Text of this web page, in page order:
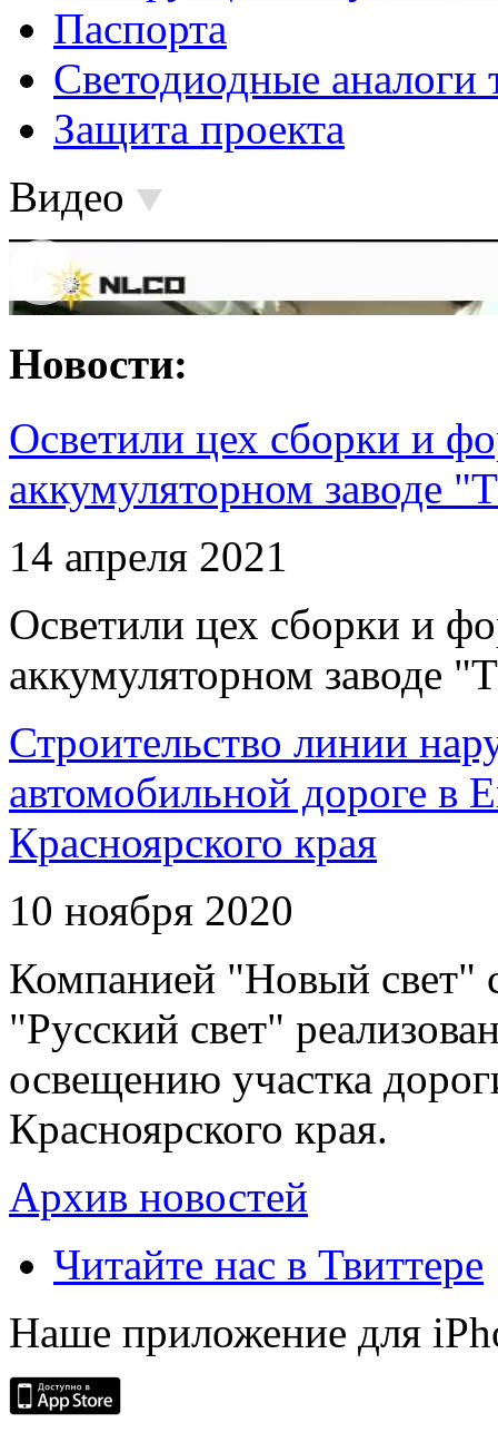
Паспорта
Светодиодные аналоги
Защита проекта
Видео
Новости:
Осветили цех сборки и
аккумуляторном заводе
14 апреля 2021
Осветили цех сборки и
аккумуляторном заводе
Строительство линии
автомобильной дороге в
Красноярского края
10 ноября 2020
Компанией "Новый свет"
"Русский свет"
освещению участка
Красноярского края.
Архив новостей
Читайте нас в Твиттере
Наше приложение для